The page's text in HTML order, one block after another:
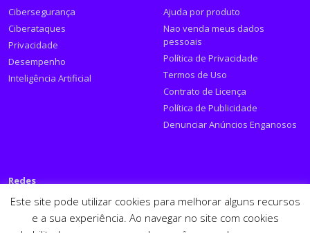
Cibersegurança
Ciberataques
Privacidade
Desempenho
Inteligência Artificial
Ajuda por produto
Nao venda meus dados
pessoais
Política de Privacidade
Termos de Uso
Contrato de Licença
Política de Publicidade
Denunciar Anúncios Enganosos
Redes
Siga a PSafe:
Este site pode utilizar cookies para melhorar alguns recursos
e a sua experiência. Ao navegar no site com cookies